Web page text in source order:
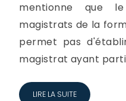
mentionne que
magistrats de la
permet pas
magistrat ayant
LIRE LA SUITE